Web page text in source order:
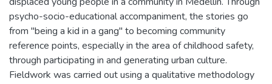
psycho-socio-educational accompaniment, the stories go
from "being a kid in a gang" to becoming community
reference points, especially in the area of childhood safety,
through participating in and generating urban culture.
Fieldwork was carried out using a qualitative methodology